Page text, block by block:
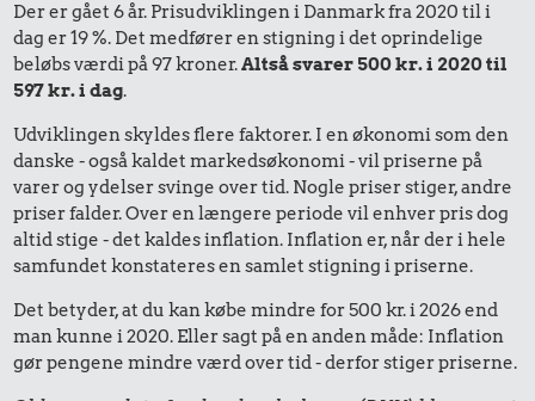
Der er gået 6 år. Prisudviklingen i Danmark fra 2020 til i
dag er 19 %. Det medfører en stigning i det oprindelige
beløbs værdi på 97 kroner.Altså svarer 500 kr. i 2020 til
597 kr. i dag.
Udviklingen skyldes flere faktorer. I en økonomi som den
danske - også kaldet markedsøkonomi - vil priserne på
varer og ydelser svinge over tid. Nogle priser stiger, andre
priser falder. Over en længere periode vil enhver pris dog
altid stige - det kaldes inflation. Inflation er, når der i hele
samfundet konstateres en samlet stigning i priserne.
Det betyder, at du kan købe mindre for 500 kr. i 2026 end
man kunne i 2020. Eller sagt på en anden måde: Inflation
gør pengene mindre værd over tid - derfor stiger priserne.